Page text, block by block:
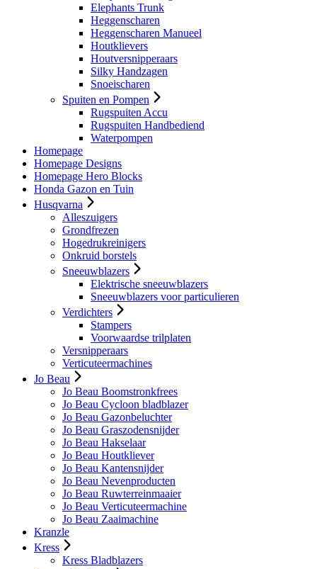
Elephants Trunk
Heggenscharen
Heggenscharen Manueel
Houtklievers
Houtversnipperaars
Silky Handzagen
Snoeischaren
Spuiten en Pompen
Rugspuiten Accu
Rugspuiten Handbediend
Waterpompen
Homepage
Homepage Designs
Homepage Hero Blocks
Honda Gazon en Tuin
Husqvarna
Alleszuigers
Grondfrezen
Hogedrukreinigers
Onkruid borstels
Sneeuwblazers
Elektrische sneeuwblazers
Sneeuwblazers voor particulieren
Verdichters
Stampers
Voorwaardse trilplaten
Versnipperaars
Verticuteermachines
Jo Beau
Jo Beau Boomstronkfrees
Jo Beau Cycloon bladblazer
Jo Beau Gazonbeluchter
Jo Beau Graszodensnijder
Jo Beau Hakselaar
Jo Beau Houtkliever
Jo Beau Kantensnijder
Jo Beau Nevenproducten
Jo Beau Ruwterreinmaaier
Jo Beau Verticuteermachine
Jo Beau Zaaimachine
Kranzle
Kress
Kress Bladblazers